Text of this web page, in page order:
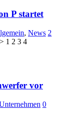
P startet
, News 2
1 2 3 4
vor
0